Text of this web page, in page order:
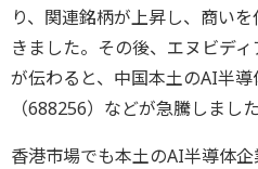
り、関連銘柄が上昇し、商い
きました。その後、エヌビデ
が伝わると、中国本土のAI半
（688256）などが急騰しました
香港市場でも本土のAI半導体